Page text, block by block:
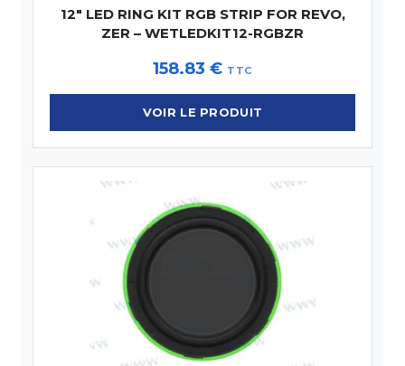
12″ LED RING KIT RGB STRIP FOR REVO,
ZER – WETLEDKIT12-RGBZR
158.83€ TTC
VOIR LE PRODUIT